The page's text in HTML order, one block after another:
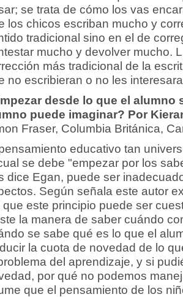
se trata de cómo los vas
los chicos escriban mucho y
tradicional sino en el de
mucho y devolver mucho.
más tradicional de la
no escribieran o no les
desde lo que el alumno
puede imaginar? Por
Fraser, Columbia Británica,
educativo tan
se debe "empezar por los
dice Egan, puede ser
Según señala este autor
que este principio puede ser
la manera de saber cuándo
se sabe qué es lo que el
la cuota de novedad de lo
del aprendizaje, y si
por qué no podemos
que el pensamiento de los